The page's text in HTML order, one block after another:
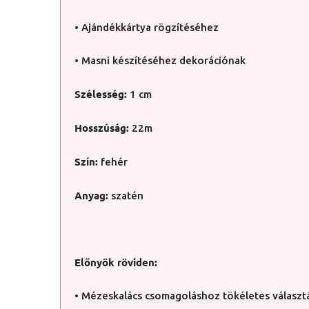
• Ajándékkártya rögzítéséhez
• Masni készítéséhez dekorációnak
Szélesség: 1 cm
Hosszúság: 22m
Szín: fehér
Anyag: szatén
Előnyök röviden:
• Mézeskalács csomagoláshoz tökéletes